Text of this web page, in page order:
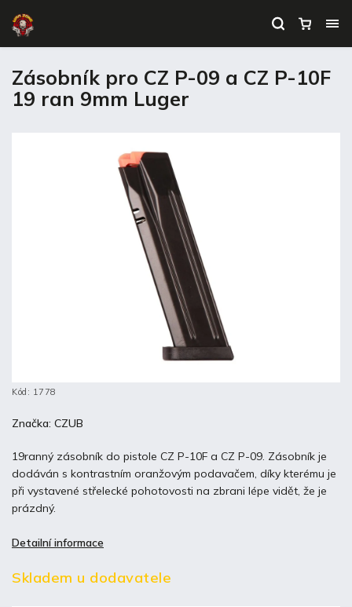
Zásobník pro CZ P-09 a CZ P-10F
19 ran 9mm Luger
Kód: 1778
19ranný zásobník do pistole CZ P-10F a CZ P-09. Zásobník je
dodáván s kontrastním oranžovým podavačem, díky kterému je
při vystavené střelecké pohotovosti na zbrani lépe vidět, že je
prázdný.
Detailní informace
Značka: CZUB
Skladem u dodavatele